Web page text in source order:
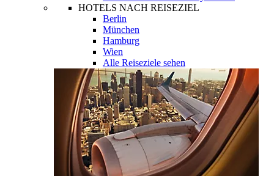
HOTELS NACH REISEZIEL
Berlin
München
Hamburg
Wien
Alle Reiseziele sehen